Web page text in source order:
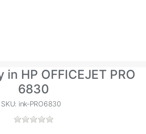
in HP OFFICEJET PRO
6830
SKU: ink-PRO6830